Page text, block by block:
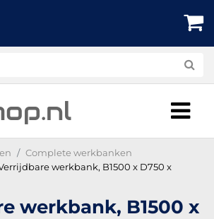
.nl
Complete werkbanken
werkbank, B1500 x D750 x
werkbank, B1500 x